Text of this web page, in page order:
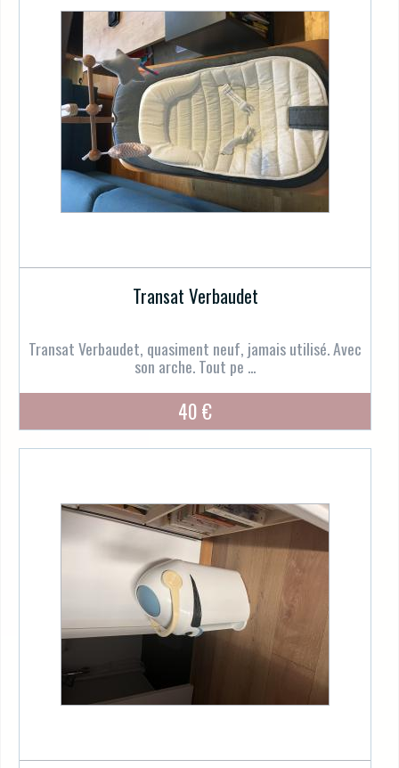
Transat Verbaudet
Transat Verbaudet, quasiment neuf, jamais utilisé. Avec
son arche. Tout pe ...
40 €